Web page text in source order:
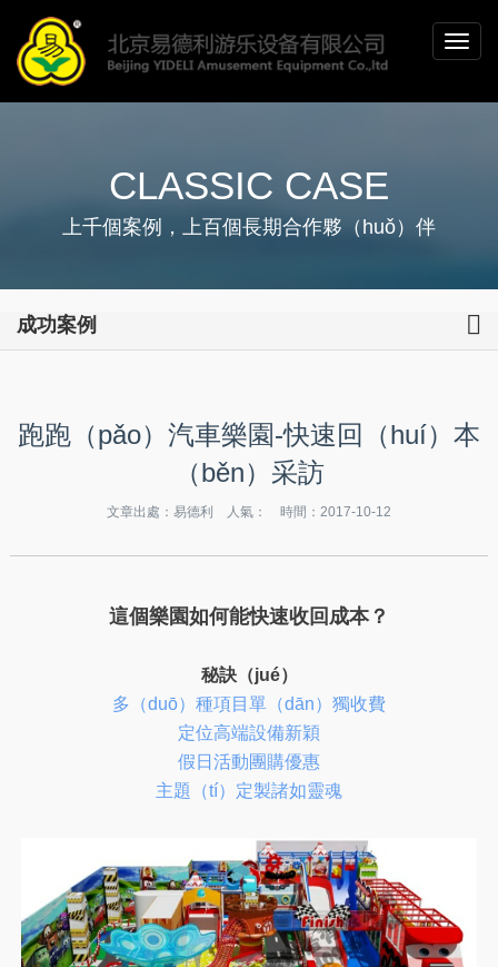
CLASSIC CASE
上千個案例，上百個長期合作夥（huǒ）伴
成功案例
跑跑（pǎo）汽車樂園-快速回（huí）本
（běn）采訪
文章出處：易德利 人氣： 時間：2017-10-12
這個樂園如何能快速收回成本？
秘訣（jué）
多（duō）種項目單（dān）獨收費
定位高端設備新穎
假日活動團購優惠
主題（tí）定製諸如靈魂